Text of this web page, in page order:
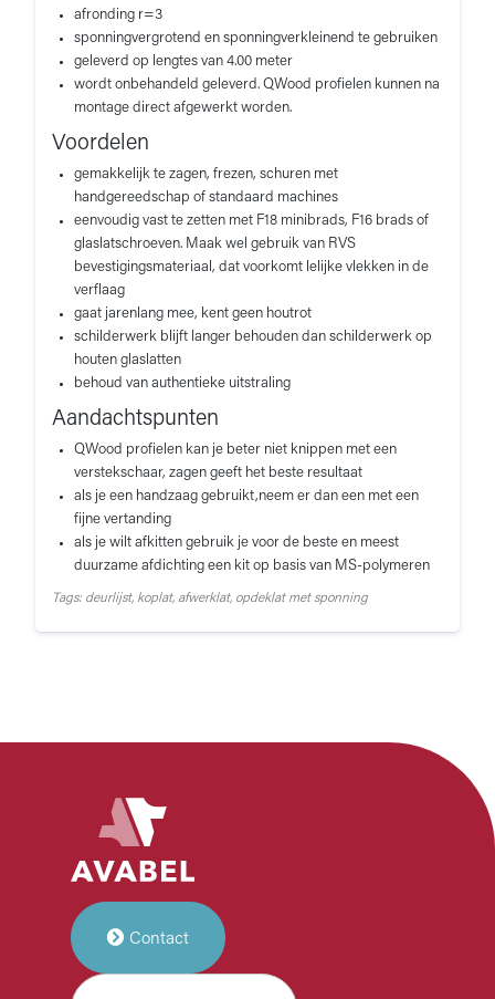
afronding r=3
sponningvergrotend en sponningverkleinend te gebruiken
geleverd op lengtes van 4.00 meter
wordt onbehandeld geleverd. QWood profielen kunnen na
montage direct afgewerkt worden.
Voordelen
gemakkelijk te zagen, frezen, schuren met
handgereedschap of standaard machines
eenvoudig vast te zetten met F18 minibrads, F16 brads of
glaslatschroeven. Maak wel gebruik van RVS
bevestigingsmateriaal, dat voorkomt lelijke vlekken in de
verflaag
gaat jarenlang mee, kent geen houtrot
schilderwerk blijft langer behouden dan schilderwerk op
houten glaslatten
behoud van authentieke uitstraling
Aandachtspunten
QWood profielen kan je beter niet knippen met een
verstekschaar, zagen geeft het beste resultaat
als je een handzaag gebruikt,neem er dan een met een
fijne vertanding
als je wilt afkitten gebruik je voor de beste en meest
duurzame afdichting een kit op basis van MS-polymeren
Tags: deurlijst, koplat, afwerklat, opdeklat met sponning
Contact